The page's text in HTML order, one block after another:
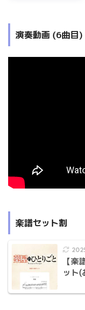
演奏動画 (6曲目)
楽譜セット割
【
ット(